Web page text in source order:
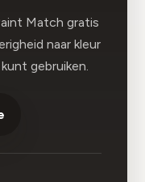
Match gratis
naar kleur
gebruiken.